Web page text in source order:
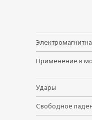
Применение в
Удары
Свободное